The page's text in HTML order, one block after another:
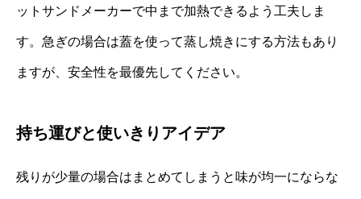
ットサンドメーカーで中まで加熱できるよう工夫しま
す。急ぎの場合は蓋を使って蒸し焼きにする方法もあり
ますが、安全性を最優先してください。
持ち運びと使いきりアイデア
残りが少量の場合はまとめてしまうと味が均一にならな